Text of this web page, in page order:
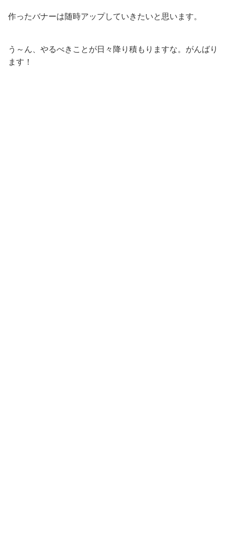
作ったバナーは随時アップしていきたいと思います。
う～ん、やるべきことが日々降り積もりますな。がんばり
ます！